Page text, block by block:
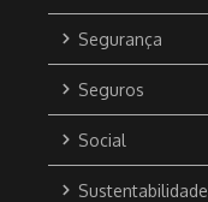
Segurança
Seguros
Social
Sustentabilidade